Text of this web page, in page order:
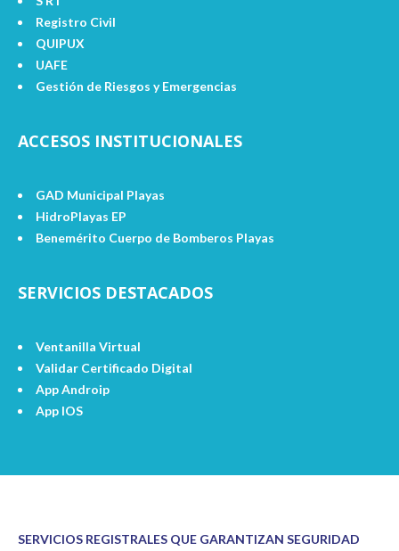
Registro Civil
QUIPUX
UAFE
Gestión de Riesgos y Emergencias
ACCESOS INSTITUCIONALES
GAD Municipal Playas
HidroPlayas EP
Benemérito Cuerpo de Bomberos Playas
SERVICIOS DESTACADOS
Ventanilla Virtual
Validar Certificado Digital
App Androip
App IOS
SERVICIOS REGISTRALES QUE GARANTIZAN SEGURIDAD